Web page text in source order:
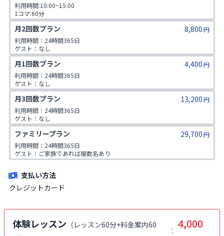
利用時間:10:00~15:00
1コマ:60分
対象年齢:60歳以上
ゲスト:無し
月2回数プラン 8,800円
利用時間：24時間365日
ゲスト：なし
月1回数プラン 4,400円
利用時間：24時間365日
ゲスト：なし
月3回数プラン 13,200円
利用時間：24時間365日
ゲスト：なし
ファミリープラン 29,700円
利用時間：24時間365日
ゲスト：ご家族であれば複数名あり
※ご入会時にご家族名の登録をお願いしております。二親等までのご家
支払い方法
クレジットカード
体験レッスン （レッスン60分+料金案内60
： 4,000